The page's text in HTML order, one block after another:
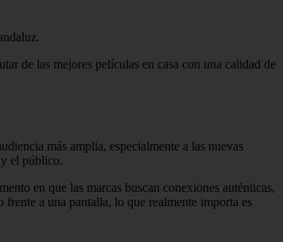
de las mejores películas en casa con una calidad de
más amplia, especialmente a las nuevas
y el público.
en que las marcas buscan conexiones auténticas,
a una pantalla, lo que realmente importa es